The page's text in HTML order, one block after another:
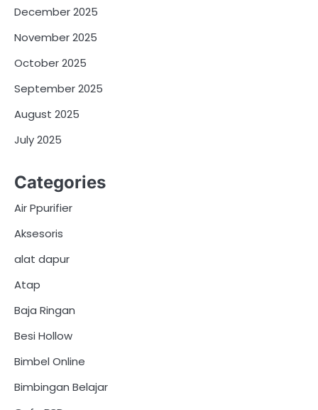
December 2025
November 2025
October 2025
September 2025
August 2025
July 2025
Categories
Air Ppurifier
Aksesoris
alat dapur
Atap
Baja Ringan
Besi Hollow
Bimbel Online
Bimbingan Belajar